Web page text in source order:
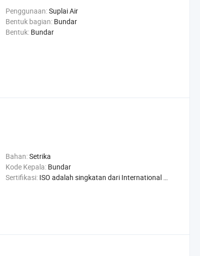
Penggunaan:Suplai Air
Bentuk bagian: Bundar
Bentuk: Bundar
Bahan:Setrika
Kode Kepala: Bundar
Sertifikasi: ISO adalah singkatan dari International Organization for Standardization., API, CE